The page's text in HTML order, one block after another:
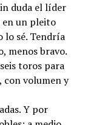
duda el líder
en un pleito
lo sé. Tendría
menos bravo.
toros para
con volumen y
Y por